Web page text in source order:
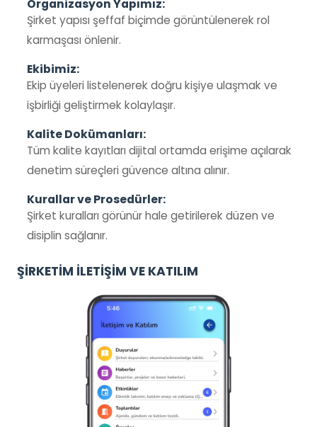
Organizasyon Yapımız:
Şirket yapısı şeffaf biçimde görüntülenerek rol
karmaşası önlenir.
Ekibimiz:
Ekip üyeleri listelenerek doğru kişiye ulaşmak ve
işbirliği geliştirmek kolaylaşır.
Kalite Dokümanları:
Tüm kalite kayıtları dijital ortamda erişime açılarak
denetim süreçleri güvence altına alınır.
Kurallar ve Prosedürler:
Şirket kuralları görünür hale getirilerek düzen ve
disiplin sağlanır.
ŞİRKETİM İLETİŞİM VE KATILIM